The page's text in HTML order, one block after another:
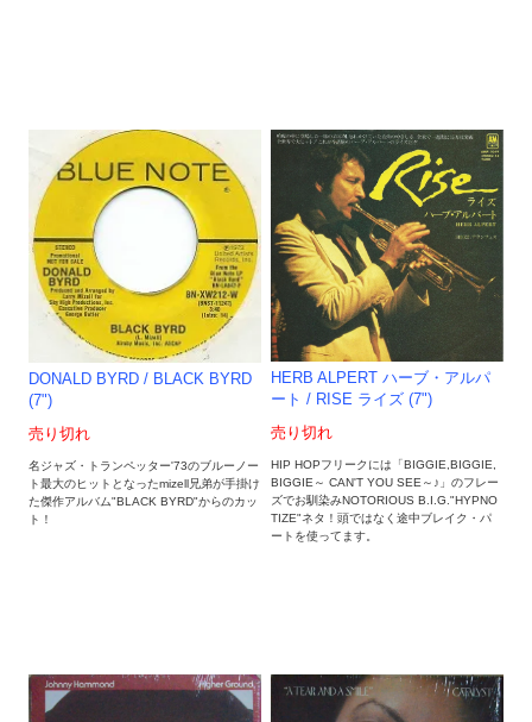
DONALD BYRD / BLACK BYRD
(7")
売り切れ
名ジャズ・トランペッター'73のブルーノー
ト最大のヒットとなったmizell兄弟が手掛け
た傑作アルバム"BLACK BYRD"からのカッ
ト！
HERB ALPERT ハーブ・アルパ
ート / RISE ライズ (7")
売り切れ
HIP HOPフリークには「BIGGIE,BIGGIE,
BIGGIE～ CAN'T YOU SEE～♪」のフレー
ズでお馴染みNOTORIOUS B.I.G."HYPNO
TIZE"ネタ！頭ではなく途中ブレイク・パ
ートを使ってます。